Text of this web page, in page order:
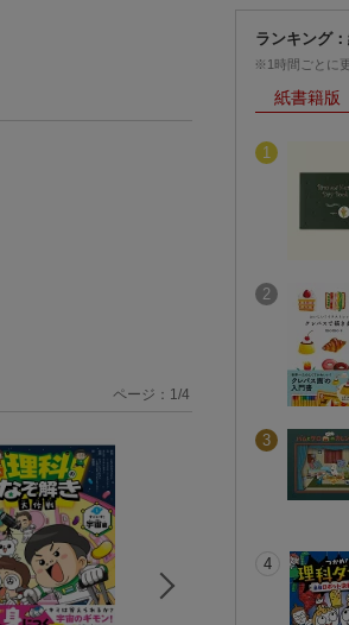
ページ： 1 /4
ランキング
※1時間ごとに
紙書籍版
1
2
3
4